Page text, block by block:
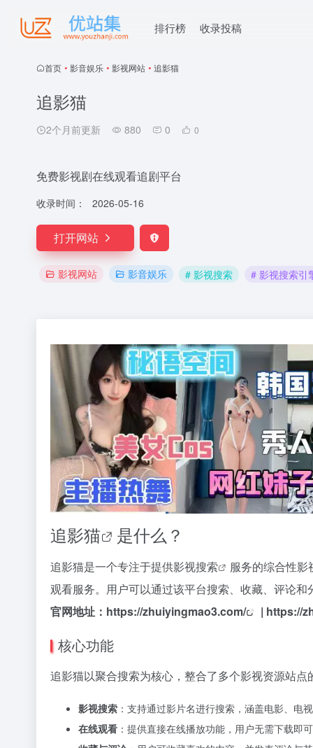
排行榜 收录投稿
首页 • 影音娱乐 • 影视网站 • 追影猫
追影猫
2个月前更新 880 0 0
免费影视剧在线观看追剧平台
收录时间： 2026-05-16
打开网站
影视网站 影音娱乐 # 影视搜索 # 影视搜索引
追影猫 是什么？
追影猫是一个专注于提供影视搜索
服务的综合性
观看服务。用户可以通过该平台搜索、收藏、评论
官网地址： https://zhuiyingmao3.com/ | https://
核心功能
追影猫以聚合搜索为核心，整合了多个影视资源站
影视搜索 ：支持通过影片名进行搜索，涵盖电影、电
在线观看 ：提供直接在线播放功能，用户无需下载即